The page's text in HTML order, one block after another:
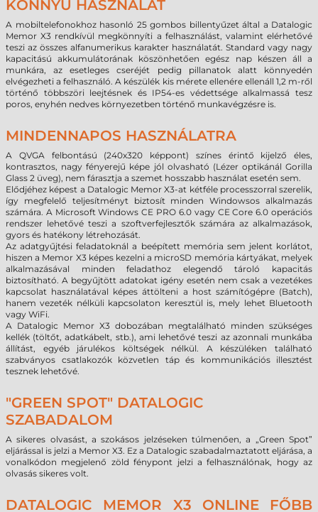
KÖNNYŰ HASZNÁLAT
A mobiltelefonokhoz hasonló 25 gombos billentyűzet által a Datalogic
Memor X3 rendkívül megkönnyíti a felhasználást, valamint elérhetővé
teszi az összes alfanumerikus karakter használatát. Standard vagy nagy
kapacitású akkumulátorának köszönhetően egész nap készen áll a
munkára, az esetleges cseréjét pedig pillanatok alatt könnyedén
elvégezheti a felhasználó. A készülék kis mérete ellenére ellenáll 1,2 m-ről
történő többszöri leejtésnek és IP54-es védettsége alkalmassá tesz
poros, enyhén nedves környezetben történő munkavégzésre is.
MINDENNAPOS HASZNÁLATRA
A QVGA felbontású (240x320 képpont) színes érintő kijelző éles,
kontrasztos, nagy fényerejű képe jól olvasható (Lézer optikánál Gorilla
Glass 2 üveg), nem fárasztja a szemet hosszabb használat esetén sem.
Elődjéhez képest a Datalogic Memor X3-at kétféle processzorral szerelik,
így megfelelő teljesítményt biztosít minden Windowsos alkalmazás
számára. A Microsoft Windows CE PRO 6.0 vagy CE Core 6.0 operációs
rendszer lehetővé teszi a szoftverfejlesztők számára az alkalmazások,
gyors és hatékony létrehozását.
Az adatgyűjtési feladatoknál a beépített memória sem jelent korlátot,
hiszen a Memor X3 képes kezelni a microSD memória kártyákat, melyek
alkalmazásával minden feladathoz elegendő tároló kapacitás
biztosítható. A begyűjtött adatokat igény esetén nem csak a vezetékes
kapcsolat használatával képes áttölteni a host számítógépre (Batch),
hanem vezeték nélküli kapcsolaton keresztül is, mely lehet Bluetooth
vagy WiFi.
A Datalogic Memor X3 dobozában megtalálható minden szükséges
kellék (töltőt, adatkábelt, stb.), ami lehetővé teszi az azonnali munkába
állítást, egyéb járulékos költségek nélkül. A készüléken található
szabványos csatlakozók közvetlen táp és kommunikációs illesztést
tesznek lehetővé.
"GREEN SPOT" DATALOGIC
SZABADALOM
A sikeres olvasást, a szokásos jelzéseken túlmenően, a „Green Spot”
eljárással is jelzi a Memor X3. Ez a Datalogic szabadalmaztatott eljárása, a
vonalkódon megjelenő zöld fénypont jelzi a felhasználónak, hogy az
olvasás sikeres volt.
DATALOGIC MEMOR X3 ONLINE FŐBB